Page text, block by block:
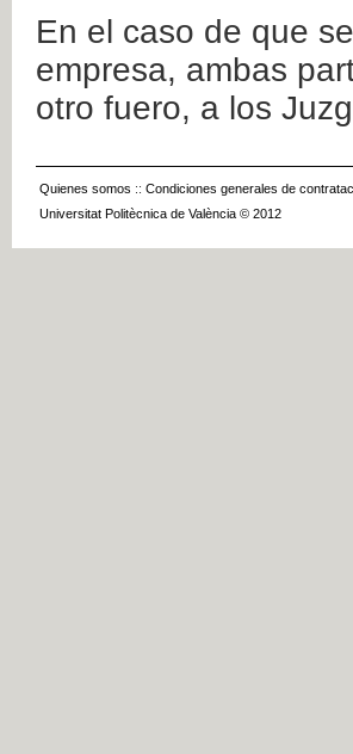
En el caso de que
empresa, ambas
otro fuero, a los
Quienes somos :: Condiciones generales de
Universitat Politècnica de València © 2012